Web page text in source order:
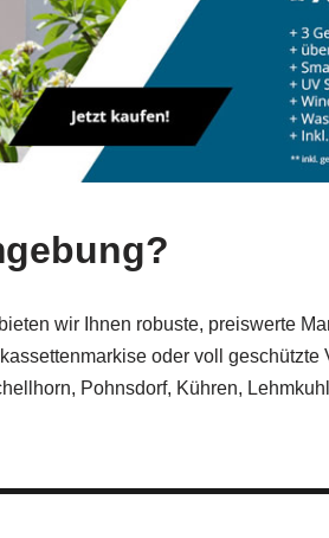
wir Ihnen robuste, preiswerte
oder voll geschützte
Pohnsdorf, Kühren,